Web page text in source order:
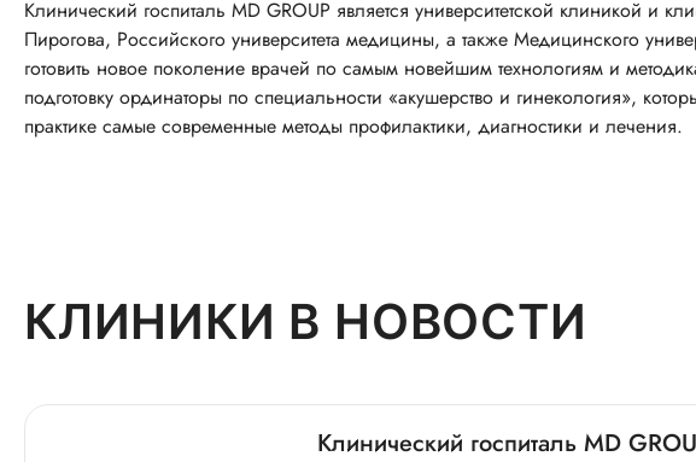
Клинический госпиталь MD GROUP является университетской клиникой
Пирогова, Российского университета медицины, а также Медицинского
готовить новое поколение врачей по самым новейшим технологиям и
подготовку ординаторы по специальности «акушерство и гинекология»,
практике самые современные методы профилактики, диагностики и лечения.
КЛИНИКИ В НОВОСТИ
Клинический госпиталь MD